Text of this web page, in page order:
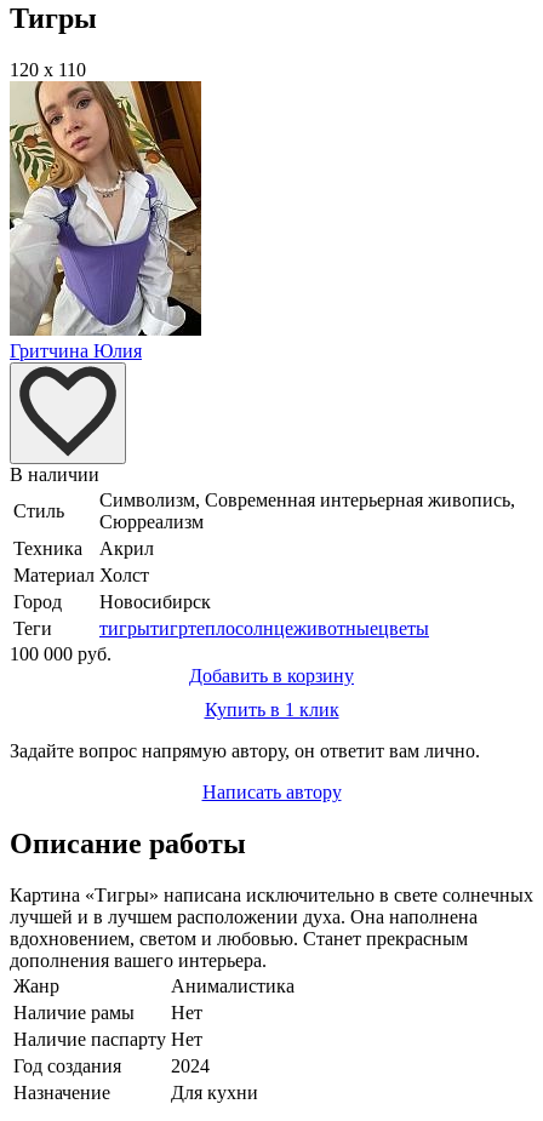
Тигры
120 x 110
Гритчина Юлия
В наличии
Стиль
Символизм, Современная интерьерная живопись,
Сюрреализм
Техника
Акрил
Материал Холст
Город
Новосибирск
Теги
тигрытигртеплосолнцеживотныецветы
100 000 руб.
Добавить в корзину
Купить в 1 клик
Задайте вопрос напрямую автору, он ответит вам лично.
Написать автору
Описание работы
Картина «Тигры» написана исключительно в свете солнечных
лучшей и в лучшем расположении духа. Она наполнена
вдохновением, светом и любовью. Станет прекрасным
дополнения вашего интерьера.
Жанр
Анималистика
Наличие рамы
Нет
Наличие паспарту Нет
Год создания
2024
Назначение
Для кухни